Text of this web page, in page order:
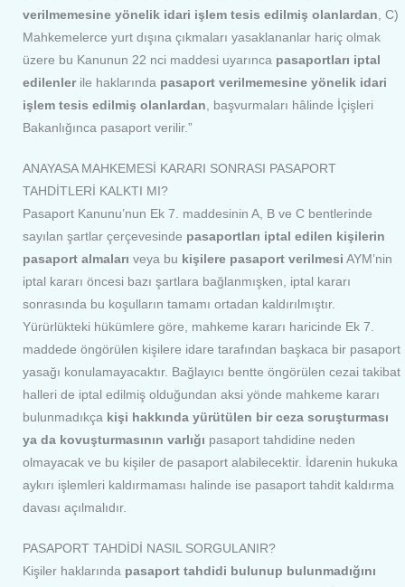
verilmemesine yönelik idari işlem tesis edilmiş olanlardan , C)
Mahkemelerce yurt dışına çıkmaları yasaklananlar hariç olmak
üzere bu Kanunun 22 nci maddesi uyarınca pasaportları iptal
edilenlerile haklarında pasaport verilmemesine yönelik idari
işlem tesis edilmiş olanlardan , başvurmaları hâlinde İçişleri
Bakanlığınca pasaport verilir.”
ANAYASA MAHKEMESİ KARARI SONRASI PASAPORT
TAHDİTLERİ KALKTI MI?
Pasaport Kanunu’nun Ek 7. maddesinin A, B ve C bentlerinde
sayılan şartlar çerçevesinde pasaportları iptal edilen kişilerin
pasaport almaları veya bu kişilere pasaport verilmesi AYM’nin
iptal kararı öncesi bazı şartlara bağlanmışken, iptal kararı
sonrasında bu koşulların tamamı ortadan kaldırılmıştır.
Yürürlükteki hükümlere göre, mahkeme kararı haricinde Ek 7.
maddede öngörülen kişilere idare tarafından başkaca bir pasaport
yasağı konulamayacaktır. Bağlayıcı bentte öngörülen cezai takibat
halleri de iptal edilmiş olduğundan aksi yönde mahkeme kararı
bulunmadıkça kişi hakkında yürütülen bir ceza soruşturması
ya da kovuşturmasının varlığı pasaport tahdidine neden
olmayacak ve bu kişiler de pasaport alabilecektir. İdarenin hukuka
aykırı işlemleri kaldırmaması halinde ise pasaport tahdit kaldırma
davası açılmalıdır.
PASAPORT TAHDİDİ NASIL SORGULANIR?
Kişiler haklarında pasaport tahdidi bulunup bulunmadığını